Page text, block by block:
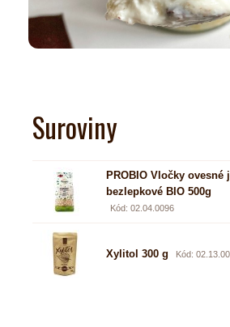
Suroviny
PROBIO Vločky ovesné
bezlepkové BIO 500g
Kód: 02.04.0096
Xylitol 300 g Kód: